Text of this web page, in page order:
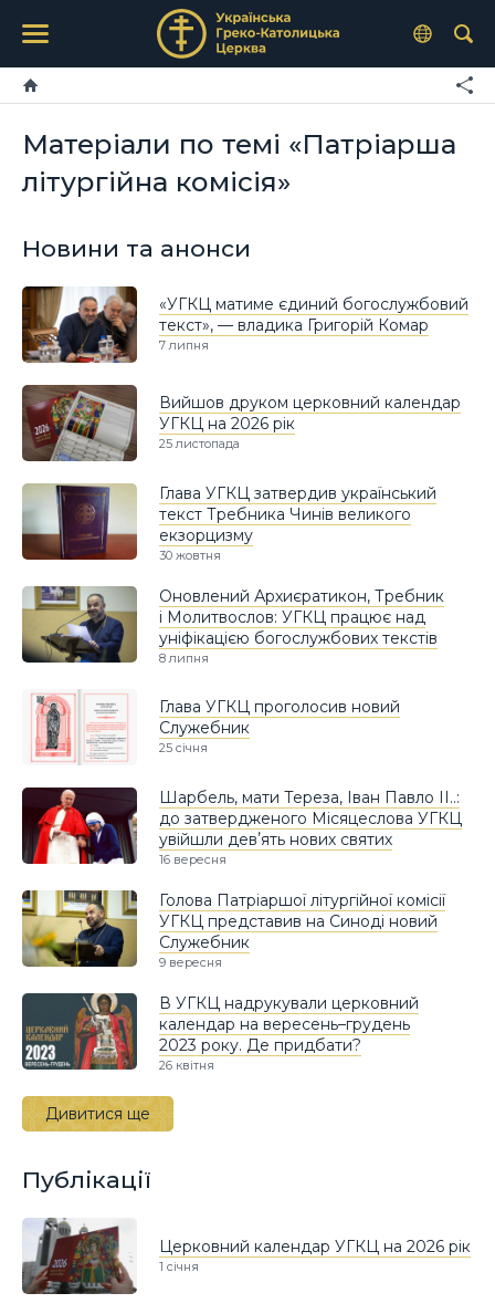
Матеріали по темі «Патріарша
літургійна комісія»
Новини та анонси
«УГКЦ матиме єдиний богослужбовий
текст», — владика Григорій Комар
7 липня
Вийшов друком церковний календар
УГКЦ на 2026 рік
25 листопада
Глава УГКЦ затвердив український
текст Требника Чинів великого
екзорцизму
30 жовтня
Оновлений Архиєратикон, Требник
і Молитвослов: УГКЦ працює над
уніфікацією богослужбових текстів
8 липня
Глава УГКЦ проголосив новий
Служебник
25 січня
Шарбель, мати Тереза, Іван Павло ІІ..:
до затвердженого Місяцеслова УГКЦ
увійшли девʼять нових святих
16 вересня
Голова Патріаршої літургійної комісії
УГКЦ представив на Синоді новий
Служебник
9 вересня
В УГКЦ надрукували церковний
календар на вересень–грудень
2023 року. Де придбати?
26 квітня
Дивитися ще
Публікації
Церковний календар УГКЦ на 2026 рік
1 січня